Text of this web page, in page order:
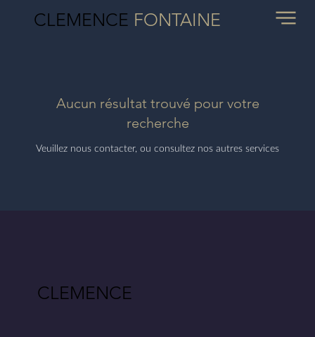
CLEMENCE FONTAINE
Aucun résultat trouvé pour votre
recherche
Veuillez nous contacter, ou consultez nos autres services
CLEMENCE